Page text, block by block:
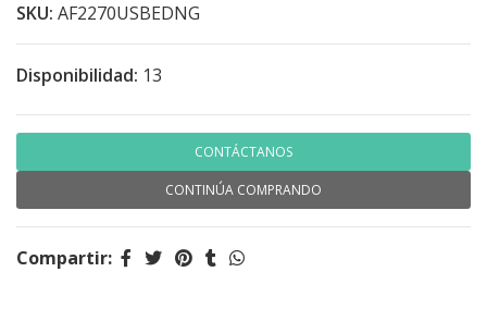
SKU: AF2270USBEDNG
Disponibilidad: 13
CONTÁCTANOS
CONTINÚA COMPRANDO
Compartir: